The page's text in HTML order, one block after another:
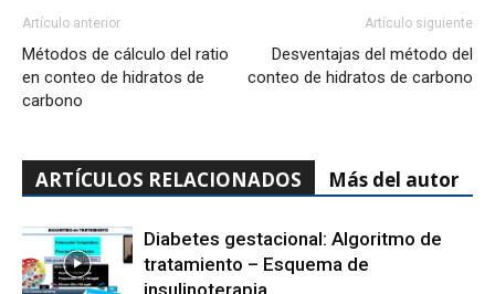
Artículo anterior
Métodos de cálculo del ratio
en conteo de hidratos de
carbono
Artículo siguiente
Desventajas del método del
conteo de hidratos de carbono
ARTÍCULOS RELACIONADOS Más del autor
Diabetes gestacional: Algoritmo de
tratamiento – Esquema de
insulinoterapia